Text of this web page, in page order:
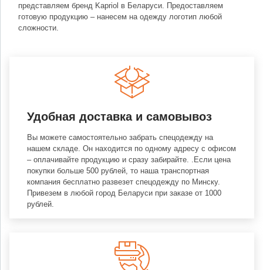
представляем бренд Kapriol в Беларуси. Предоставляем
готовую продукцию – нанесем на одежду логотип любой
сложности.
Удобная доставка и самовывоз
Вы можете самостоятельно забрать спецодежду на
нашем складе. Он находится по одному адресу с офисом
– оплачивайте продукцию и сразу забирайте. .Если цена
покупки больше 500 рублей, то наша транспортная
компания бесплатно развезет спецодежду по Минску.
Привезем в любой город Беларуси при заказе от 1000
рублей.